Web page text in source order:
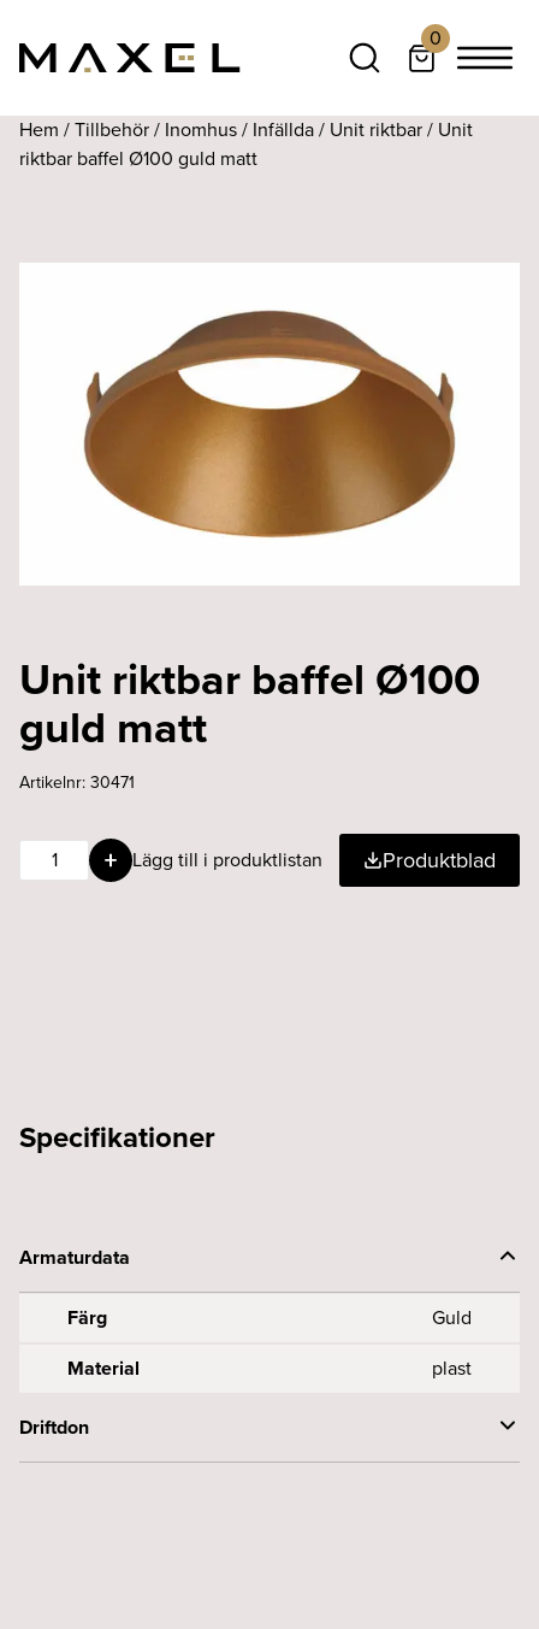
0
Hem /Tillbehör/ Inomhus/ Infällda/ Unit riktbar/ Unit
riktbar baffel Ø100 guld matt
Unit riktbar baffel Ø100
guld matt
Artikelnr:30471
Unit
riktbar
Lägg till i produktlistan Produktblad
Specifikationer
Armaturdata
Färg
Guld
Material
plast
Driftdon